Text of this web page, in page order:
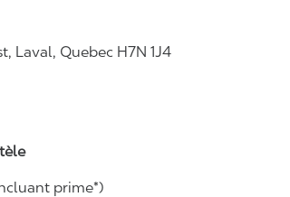
Laval, Quebec H7N 1J4
prime*)